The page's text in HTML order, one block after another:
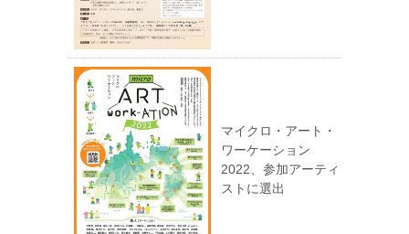
マイクロ・アート・
ワーケーション
2022、参加アーティ
ストに選出